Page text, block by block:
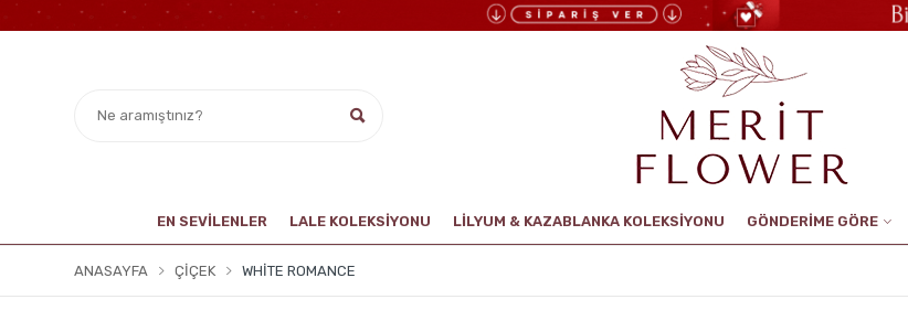
EN SEVİLENLER LALE KOLEKSIYONU LİLYUM & KAZABLANKA KOLEKSİYONU GÖNDERİME GÖRE
ANASAYFA ÇIÇEK WHITE ROMANCE